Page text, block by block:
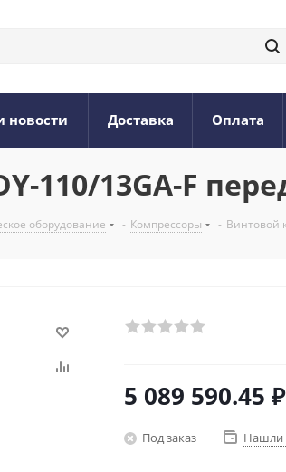
новости Доставка Оплата
110/13GA-F
оборудование - Компрессоры - Винтовой
5 089 590.45 ₽
Под заказ Нашли